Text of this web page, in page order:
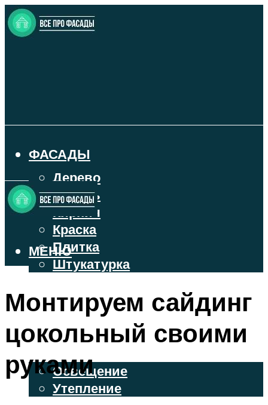
ФАСАДЫ
Дерево
Камень
Кирпич
Краска
Плитка
Штукатурка
ВЕНТИЛИРУЕМЫЕ ФАСАДЫ
ФАСАДНЫЙ САЙДИНГ
ОСВЕЩЕНИЕ И УТЕПЛЕНИЕ
Освещение
Утепление
МЕНЮ
Монтируем сайдинг
цокольный своими
руками